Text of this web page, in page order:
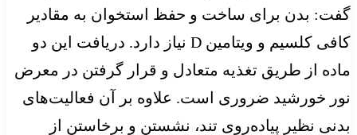
گفت: بدن برای ساخت و حفظ استخوان به مقادیر
کافی کلسیم و ویتامین D نیاز دارد. دریافت این دو
ماده از طریق تغذیه متعادل و قرار گرفتن در معرض
نور خورشید ضروری است. علاوه بر آن فعالیت‌های
بدنی نظیر پیاده‌روی تند، نشستن و برخاستن از